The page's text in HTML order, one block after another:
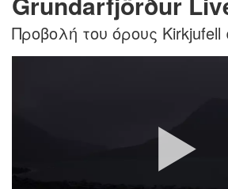
Προβολή του όρους Kirkjufell